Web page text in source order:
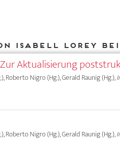
Isabell Lorey bei
Aktualisierung
Roberto Nigro (Hg.), Gerald Raunig (Hg.),
Roberto Nigro (Hg.), Gerald Raunig (Hg.),